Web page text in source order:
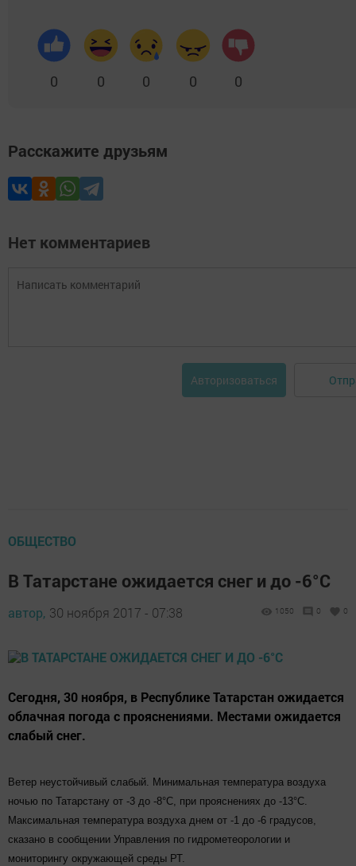
0 0 0 0 0
Расскажите друзьям
Нет комментариев
Авторизоваться
ОБЩЕСТВО
В Татарстане ожидается снег и до -6°С
автор, 30 ноября 2017 - 07:38 1050 0 0
Сегодня, 30 ноября, в Республике Татарстан ожидается
облачная погода с прояснениями. Местами ожидается
слабый снег.
Ветер неустойчивый слабый. Минимальная температура воздуха
ночью по Татарстану от -3 до -8°С, при прояснениях до -13°С.
Максимальная температура воздуха днем от -1 до -6 градусов,
сказано в сообщении Управления по гидрометеорологии и
мониторингу окружающей среды РТ.